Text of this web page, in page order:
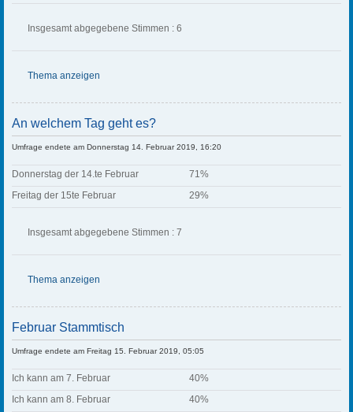
Insgesamt abgegebene Stimmen : 6
Thema anzeigen
An welchem Tag geht es?
Umfrage endete am Donnerstag 14. Februar 2019, 16:20
Donnerstag der 14.te Februar
71%
Freitag der 15te Februar
29%
Insgesamt abgegebene Stimmen : 7
Thema anzeigen
Februar Stammtisch
Umfrage endete am Freitag 15. Februar 2019, 05:05
Ich kann am 7. Februar
40%
Ich kann am 8. Februar
40%